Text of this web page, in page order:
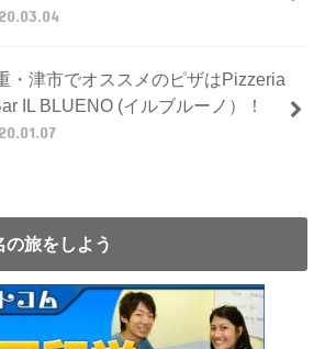
・津市でオススメのピザはPizzeria
IL BLUENO (イルブルーノ）！
の旅をしよう